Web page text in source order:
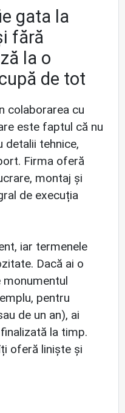
gata la
fără
la o
de tot
colaborarea cu
este faptul că nu
detalii tehnice,
Firma oferă
montaj și
de execuția
iar termenele
Dacă ai o
monumentul
pentru
de un an), ai
la timp.
oferă liniște și